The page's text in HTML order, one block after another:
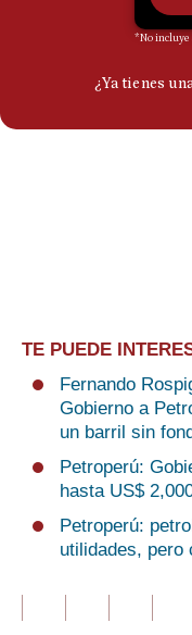
TE PUEDE
Fernando
Gobierno a
un barril sin
Petroperú:
hasta US$
Petroperú:
utilidades, pero